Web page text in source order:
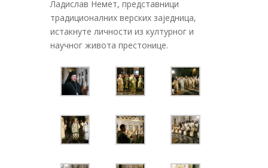
Ладислав Немет, представници
традиционалних верских заједница,
истакнуте личности из културног и
научног живота престонице.